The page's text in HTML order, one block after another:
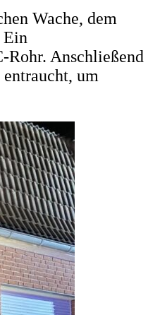
Wache, dem
Ein
Rohr. Anschließend
um